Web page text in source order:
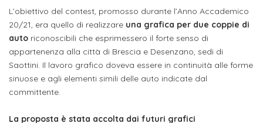
e
sede
MISSIONE
Progetti
Terza
dell'arte
Dipartimento
di
Progettazione
Arti
Alias
Iscrizione
a
corsi
Stage
attivabili
Opportunità
di
lavoro
Aziende
Iscriviti
alla
Newsletter
OPPORTUNITÀ
nostro
studente
L’obiettivo del contest, promosso durante l’Anno Accademico
20/21, era quello di realizzare una grafica per due coppie di
auto riconoscibili che esprimessero il forte senso di
appartenenza alla città di Brescia e Desenzano, sedi di
Saottini. Il lavoro grafico doveva essere in continuità alle forme
sinuose e agli elementi simili delle auto indicate dal
committente.
La proposta è stata accolta dai futuri grafici